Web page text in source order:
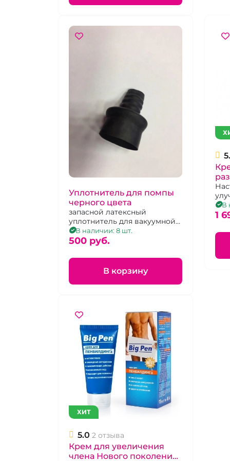
Уплотнитель для помпы
черного цвета
запасной латексный
уплотнитель для вакуумной
помпы
В наличии: 8 шт.
500 pуб.
В корзину
В
1
ХИТ
5.0 2 отзыва
Крем для увеличения
члена Нового поколения